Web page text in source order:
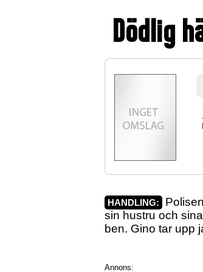
Dödlig
HANDLING:
sin hustru och
ben. Gino tar upp
Annons: